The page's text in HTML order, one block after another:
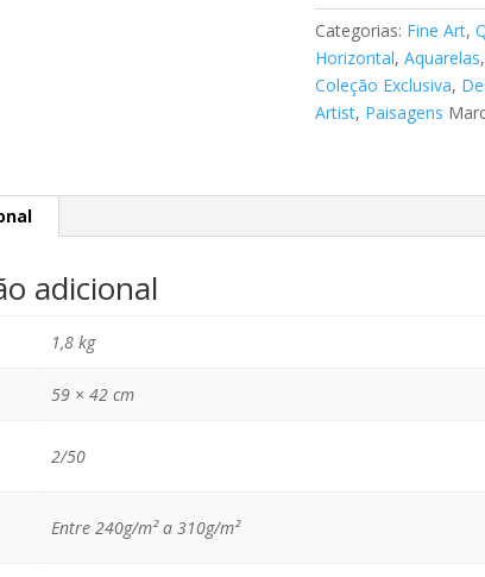
quantidade
Categorias: Fine Art,
Horizontal,Aquarelas
Coleção Exclusiva,
Artist, Paisagens
adicional
1,8 kg
59 × 42 cm
2/50
Entre 240g/m² a 310g/m²